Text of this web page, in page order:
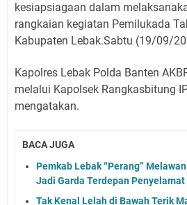
kesiapsiagaan dalam
rangkaian kegiatan Pemilukada
Kabupaten Lebak.Sabtu (19/09/
Kapolres Lebak Polda Banten
melalui Kapolsek Rangkasbitung
mengatakan.
BACA JUGA
Pemkab Lebak “Perang”
Jadi Garda Terdepan
Tak Kenal Lelah di Bawah Terik